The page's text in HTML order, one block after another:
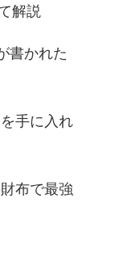
解説
書かれた
手に入れ
布で最強